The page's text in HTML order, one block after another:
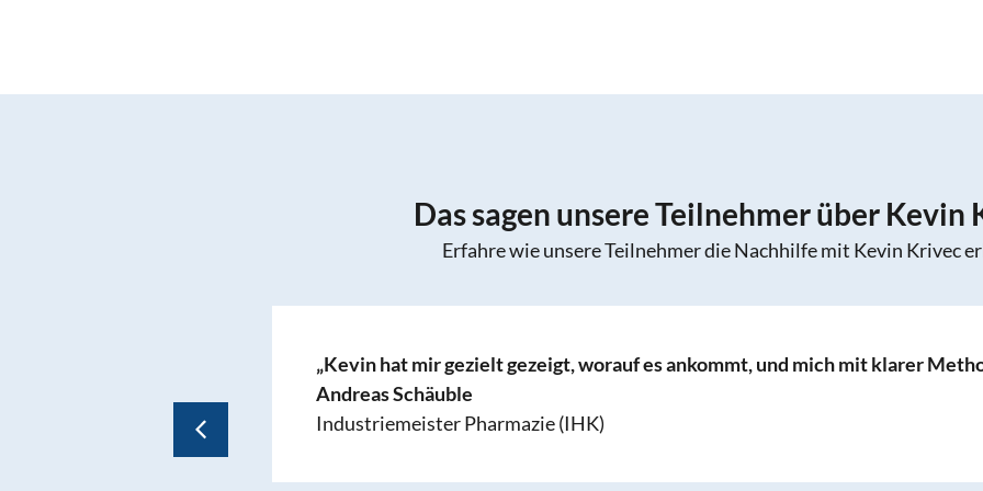
Das sagen unsere Teilnehmer über Kevin
Erfahre wie unsere Teilnehmer die Nachhilfe mit Kevin Krivec
„Er hat eine freundliche und motivierende Atmosphäre geschaffen, in der
und aktiv mitarbeiten konnte.“
Furkan Yildirim